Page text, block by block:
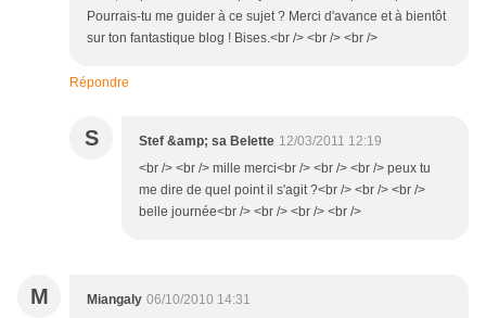
Pourrais-tu me guider à ce sujet ? Merci d'avance et à bientôt
sur ton fantastique blog ! Bises.<br /> <br /> <br />
Répondre
S Stef &amp; sa Belette 12/03/2011 12:19
<br /> <br /> mille merci<br /> <br /> <br /> peux tu
me dire de quel point il s'agit ?<br /> <br /> <br />
belle journée<br /> <br /> <br /> <br />
M Miangaly 06/10/2010 14:31